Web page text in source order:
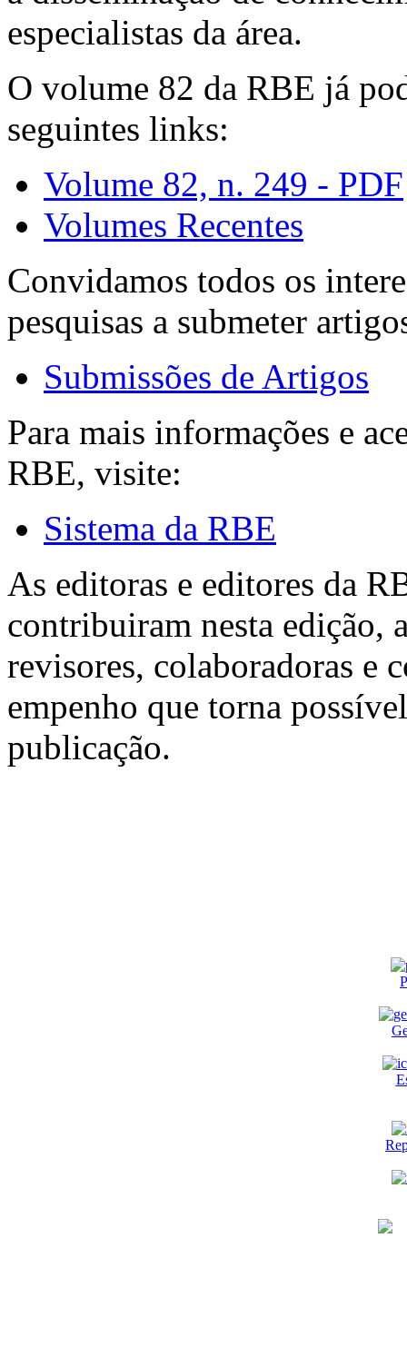
especialistas da área.
O volume 82 da RBE já
seguintes links:
Volume 82, n. 249 - PDF
Volumes Recentes
Convidamos todos os
pesquisas a submeter
Submissões de Artigos
Para mais informações e
RBE, visite:
Sistema da RBE
As editoras e editores da
contribuiram nesta edição,
revisores, colaboradoras e
empenho que torna
publicação.